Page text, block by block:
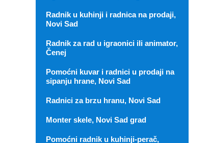
Radnik u kuhinji i radnica na prodaji,
Novi Sad
Radnik za rad u igraonici ili animator,
Čenej
Pomoćni kuvar i radnici u prodaji na
sipanju hrane, Novi Sad
Radnici za brzu hranu, Novi Sad
Monter skele, Novi Sad grad
Pomoćni radnik u kuhinji-perač,